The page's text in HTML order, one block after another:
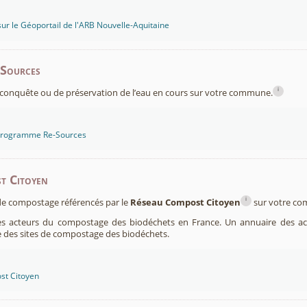
le Géoportail de l'ARB Nouvelle-Aquitaine
ou de préservation de l’eau en cours sur votre commune. i
Re-Sources
Citoyen
compostage référencés par le Réseau Compost Citoyen i
sur votre
acteurs du compostage des biodéchets en France. Un annuaire des
sites de compostage des biodéchets.
Citoyen